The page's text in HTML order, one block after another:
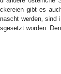
gibt es
werden, sind
worden.